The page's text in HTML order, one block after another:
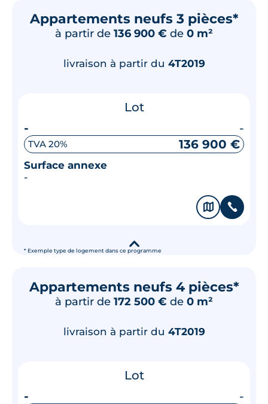
Appartements neufs 3 pièces*
à partir de 136 900 € de 0 m²
* Exemple type de logement dans ce programme
livraison à partir du 4T2019
Lot
-
-
TVA 20% 136 900 €
Surface annexe
-
🗞 📞
▾
Appartements neufs 4 pièces*
à partir de 172 500 € de 0 m²
livraison à partir du 4T2019
Lot
-
-